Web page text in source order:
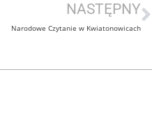
NASTĘPNY
Narodowe Czytanie w Kwiatonowicach